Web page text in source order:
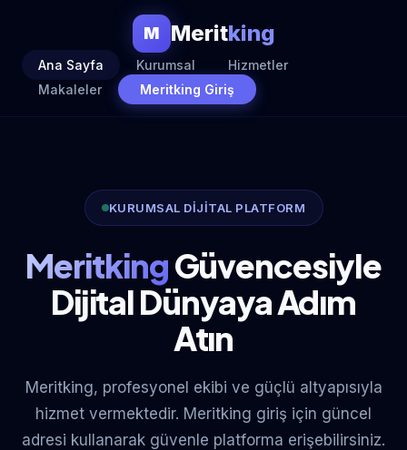
M Meritking
Ana Sayfa Kurumsal
Hizmetler
Makaleler
Meritking Giriş
KURUMSAL DİJİTAL PLATFORM
MeritkingGüvencesiyle
Dijital Dünyaya Adım
Atın
Meritking, profesyonel ekibi ve güçlü altyapısıyla
hizmet vermektedir. Meritking giriş için güncel
adresi kullanarak güvenle platforma erişebilirsiniz.